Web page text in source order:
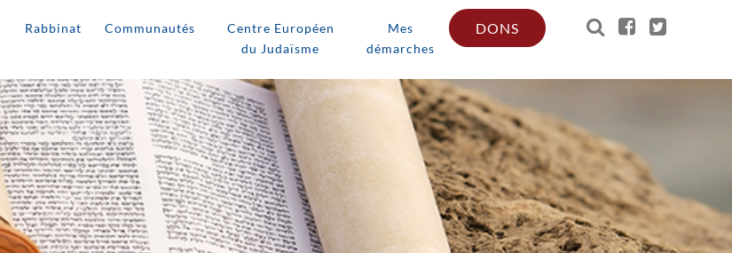
Rabbinat Communautés
Centre Européen
du Judaïsme
Mes
démarches
DONS